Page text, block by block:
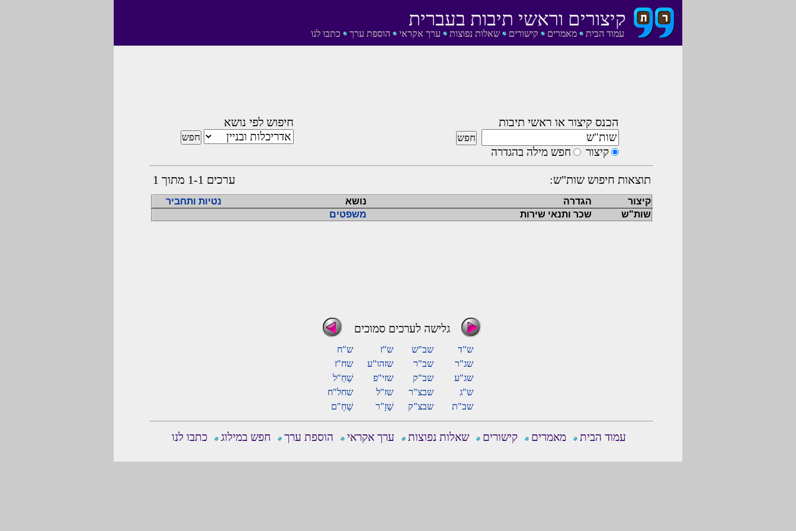
עמוד הבית מאמרים קישורים שאלות נפוצות ערך אקראי הוספת ערך כתבו לנו
קיצורים וראשי תיבות בעברית
הכנס קיצור או ראשי תיבות
קיצור חפש מילה בהגדרה
חיפוש לפי נושא
תוצאות חיפוש שות"ש: ערכים 1-1 מתוך 1
קיצור הגדרה נושא
נטיות ותחביר
שות"ש
שכר ותנאי שירות משפטים
גלישה לערכים סמוכים
ש"ד שב"ש ש"ז
ש"ח
שג"ר
שב"ר שזהו"ע
שח"ז
שג"ע
שב"ק שזי"פ
שַׁחַ"ל
ש"ג
שבצ"ר שז"ל
שחל"ח
שב"ת
שבצ"ק שָׁזָ"ר שָׁחָ"ם
עמוד הבית מאמרים קישורים שאלות נפוצות ערך אקראי הוספת ערך חפש במילוג כתבו לנו